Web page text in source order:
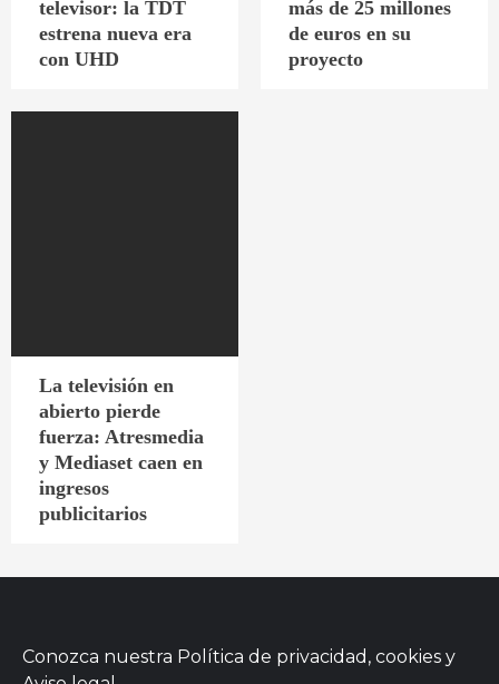
televisor: la TDT
estrena nueva era
con UHD
más de 25 millones
de euros en su
proyecto
La televisión en
abierto pierde
fuerza: Atresmedia
y Mediaset caen en
ingresos
publicitarios
Conozca nuestra Política de privacidad, cookies y